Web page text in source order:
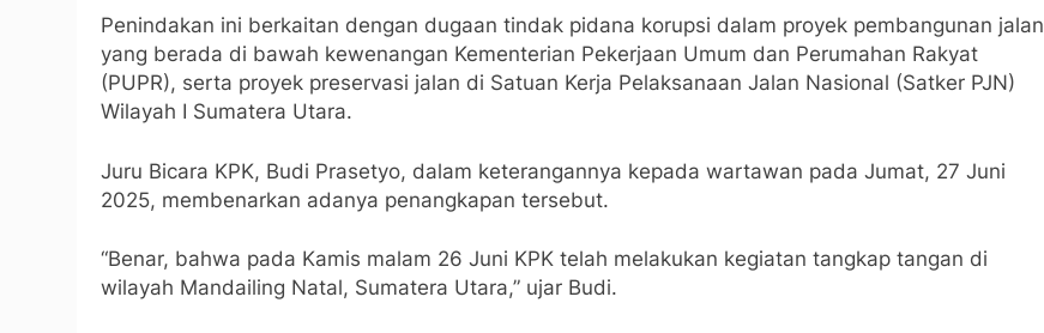
Penindakan ini berkaitan dengan dugaan tindak pidana korupsi dalam proyek pembangunan jalan
yang berada di bawah kewenangan Kementerian Pekerjaan Umum dan Perumahan Rakyat
(PUPR), serta proyek preservasi jalan di Satuan Kerja Pelaksanaan Jalan Nasional (Satker PJN)
Wilayah I Sumatera Utara.
Juru Bicara KPK, Budi Prasetyo, dalam keterangannya kepada wartawan pada Jumat, 27 Juni
2025, membenarkan adanya penangkapan tersebut.
“Benar, bahwa pada Kamis malam 26 Juni KPK telah melakukan kegiatan tangkap tangan di
wilayah Mandailing Natal, Sumatera Utara,” ujar Budi.